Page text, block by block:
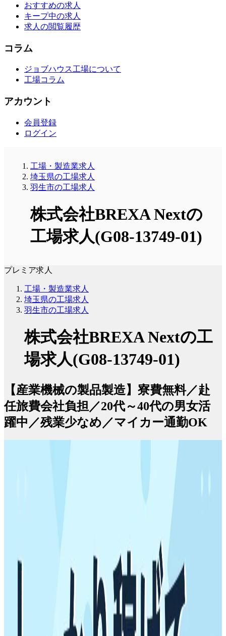
おすすめの求人
キープ中の求人
求人の閲覧履歴
コラム
ジョブハウス工場について
工場コラム
アカウント
会員登録
ログイン
工場・製造業求人
埼玉県の工場求人
羽生市の工場求人
株式会社BREXA Nextの
工場求人(G08-13749-01)
プレミア求人
工場・製造業求人
埼玉県の工場求人
羽生市の工場求人
株式会社BREXA Nextの工
場求人(G08-13749-01)
【産業機械の製品製造】寮費無料／赴
任旅費会社負担／20代～40代の男女活
躍中／残業少なめ／マイカー通勤OK